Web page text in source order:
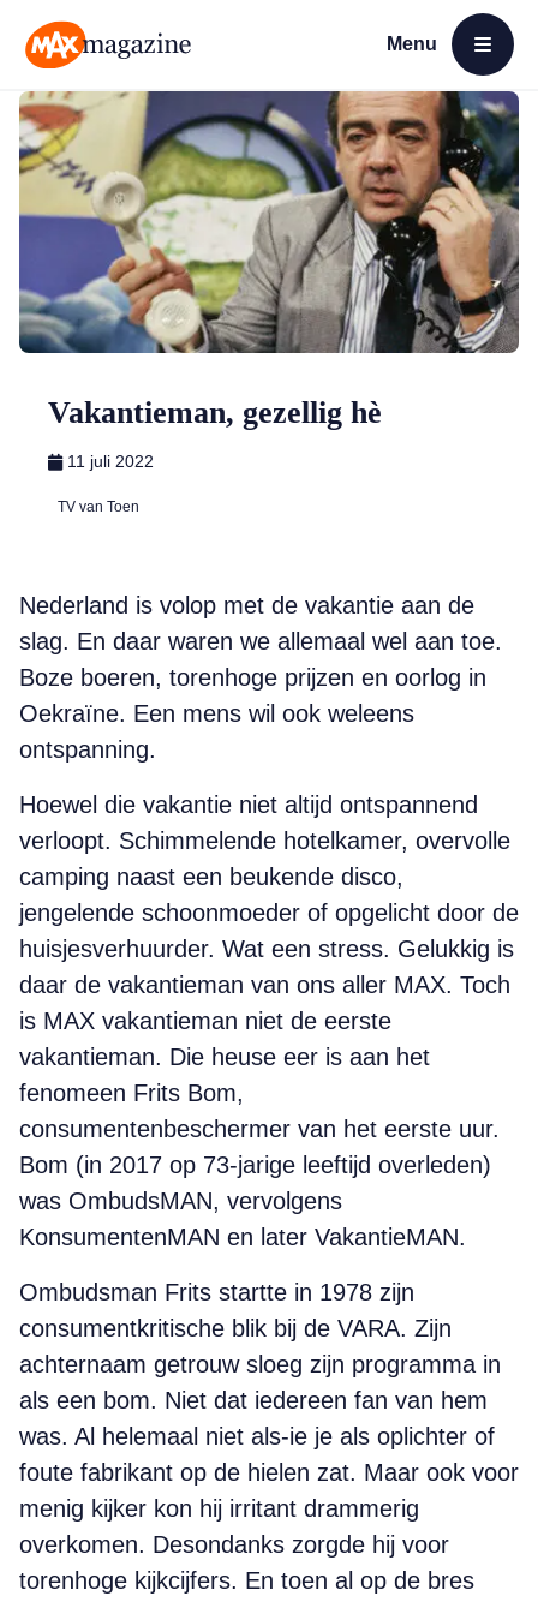
Menu
Open menu
Vakantieman, gezellig hè
11 juli 2022
TV van Toen
Nederland is volop met de vakantie aan de
slag. En daar waren we allemaal wel aan toe.
Boze boeren, torenhoge prijzen en oorlog in
Oekraïne. Een mens wil ook weleens
ontspanning.
Hoewel die vakantie niet altijd ontspannend
verloopt. Schimmelende hotelkamer, overvolle
camping naast een beukende disco,
jengelende schoonmoeder of opgelicht door de
huisjesverhuurder. Wat een stress. Gelukkig is
daar de vakantieman van ons aller MAX. Toch
is MAX vakantieman niet de eerste
vakantieman. Die heuse eer is aan het
fenomeen Frits Bom,
consumentenbeschermer van het eerste uur.
Bom (in 2017 op 73-jarige leeftijd overleden)
was OmbudsMAN, vervolgens
KonsumentenMAN en later VakantieMAN.
Ombudsman Frits startte in 1978 zijn
consumentkritische blik bij de VARA. Zijn
achternaam getrouw sloeg zijn programma in
als een bom. Niet dat iedereen fan van hem
was. Al helemaal niet als-ie je als oplichter of
foute fabrikant op de hielen zat. Maar ook voor
menig kijker kon hij irritant drammerig
overkomen. Desondanks zorgde hij voor
torenhoge kijkcijfers. En toen al op de bres